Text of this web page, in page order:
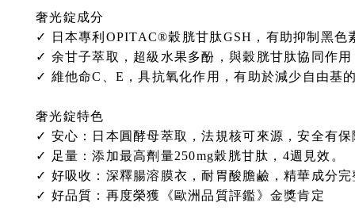
奢光錠成分
✓ 日本專利OPITAC®穀胱甘肽GSH，有助抑制黑色
✓ 余甘子萃取，超級水果多酚，與穀胱甘肽協同作
✓ 維他命C、E，具抗氧化作用，有助於減少自由基
奢光錠特色
✓ 安心：日本圓酵母萃取，法規核可來源，安全有保
✓ 足量：添加最高劑量250mg穀胱甘肽，4週見效。
✓ 好吸收：深釋腸溶膜衣，耐胃酸膽鹼，精華成分
✓ 好品質：再度榮獲《歐洲品質評鑑》金獎肯定